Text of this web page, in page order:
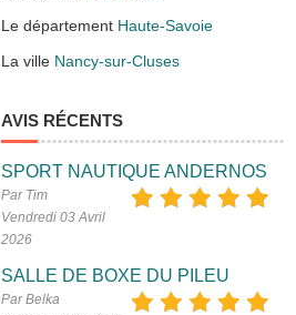
Le département Haute-Savoie
La ville Nancy-sur-Cluses
AVIS RÉCENTS
SPORT NAUTIQUE ANDERNOS
Par Tim
Vendredi 03 Avril
2026
SALLE DE BOXE DU PILEU
Par Belka